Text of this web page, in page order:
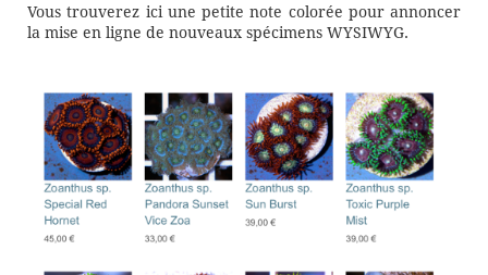
Vous trouverez ici une petite note colorée pour annoncer
la mise en ligne de nouveaux spécimens WYSIWYG.